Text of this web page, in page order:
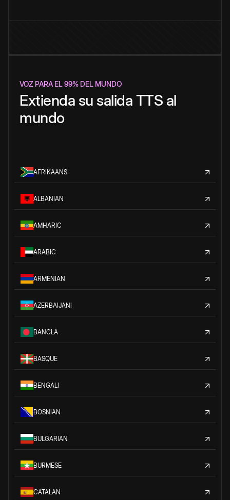
VOZ PARA EL 99% DEL MUNDO
Extienda su salida TTS al
mundo
AFRIKAANS
ALBANIAN
AMHARIC
ARABIC
ARMENIAN
AZERBAIJANI
BANGLA
BASQUE
BENGALI
BOSNIAN
BULGARIAN
BURMESE
CATALAN